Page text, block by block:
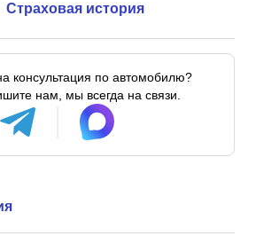
Страховая история
консультация по автомобилю?
нам, мы всегда на связи.